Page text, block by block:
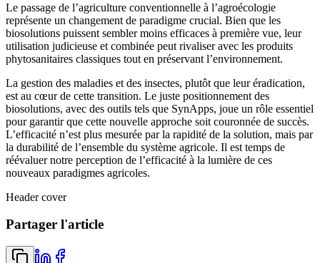
Le passage de l’agriculture conventionnelle à l’agroécologie
représente un changement de paradigme crucial. Bien que les
biosolutions puissent sembler moins efficaces à première vue, leur
utilisation judicieuse et combinée peut rivaliser avec les produits
phytosanitaires classiques tout en préservant l’environnement.
La gestion des maladies et des insectes, plutôt que leur éradication,
est au cœur de cette transition. Le juste positionnement des
biosolutions, avec des outils tels que SynApps, joue un rôle essentiel
pour garantir que cette nouvelle approche soit couronnée de succès.
L’efficacité n’est plus mesurée par la rapidité de la solution, mais par
la durabilité de l’ensemble du système agricole. Il est temps de
réévaluer notre perception de l’efficacité à la lumière de ces
nouveaux paradigmes agricoles.
Header cover
Partager l'article